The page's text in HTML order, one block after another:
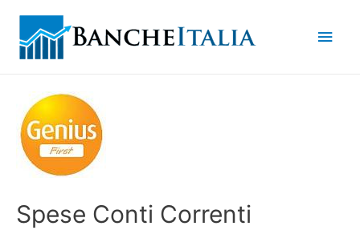
Spese Conti Correnti